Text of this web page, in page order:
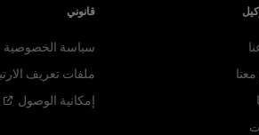
قانوني
سياسة الخصوصية
ملفات تعريف
إمكانية الوصول